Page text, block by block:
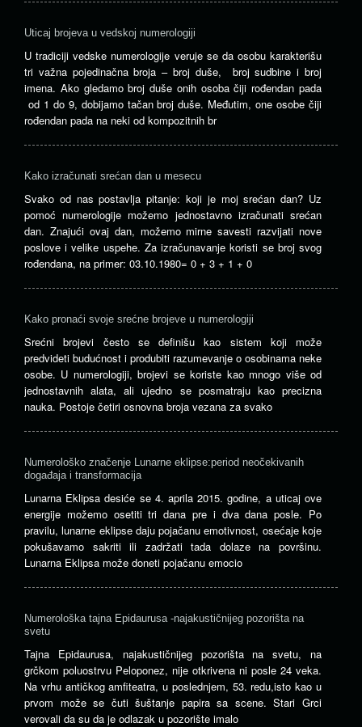
Uticaj brojeva u vedskoj numerologiji
U tradiciji vedske numerologije veruje se da osobu karakterišu
tri važna pojedinačna broja – broj duše, broj sudbine i broj
imena. Ako gledamo broj duše onih osoba čiji rođendan pada
od 1 do 9, dobijamo tačan broj duše. Međutim, one osobe čiji
rođendan pada na neki od kompozitnih br
Kako izračunati srećan dan u mesecu
Svako od nas postavlja pitanje: koji je moj srećan dan? Uz
pomoć numerologije možemo jednostavno izračunati srećan
dan. Znajući ovaj dan, možemo mirne savesti razvijati nove
poslove i velike uspehe. Za izračunavanje koristi se broj svog
rođendana, na primer: 03.10.1980= 0 + 3 + 1 + 0
Kako pronaći svoje srećne brojeve u numerologiji
Srećni brojevi često se definišu kao sistem koji može
predvideti budućnost i produbiti razumevanje o osobinama neke
osobe. U numerologiji, brojevi se koriste kao mnogo više od
jednostavnih alata, ali ujedno se posmatraju kao precizna
nauka. Postoje četiri osnovna broja vezana za svako
Numerološko značenje Lunarne eklipse:period neočekivanih
događaja i transformacija
Lunarna Eklipsa desiće se 4. aprila 2015. godine, a uticaj ove
energije možemo osetiti tri dana pre i dva dana posle. Po
pravilu, lunarne eklipse daju pojačanu emotivnost, osećaje koje
pokušavamo sakriti ili zadržati tada dolaze na površinu.
Lunarna Eklipsa može doneti pojačanu emocio
Numerološka tajna Epidaurusa -najakustičnijeg pozorišta na
svetu
Tajna Epidaurusa, najakustičnijeg pozorišta na svetu, na
grčkom poluostrvu Peloponez, nije otkrivena ni posle 24 veka.
Na vrhu antičkog amfiteatra, u poslednjem, 53. redu,isto kao u
prvom može se čuti šuštanje papira sa scene. Stari Grci
verovali da su da je odlazak u pozorište imalo